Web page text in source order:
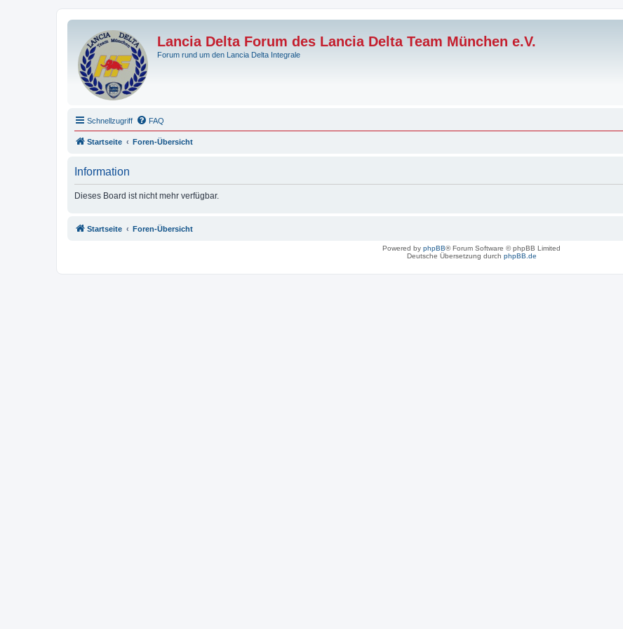
Lancia Delta Forum des Lancia Delta Team München e.V.
Forum rund um den Lancia Delta Integrale
Schnellzugriff FAQ
Startseite Foren-Übersicht
Information
Dieses Board ist nicht mehr verfügbar.
Startseite Foren-Übersicht
Powered by phpBB® Forum Software © phpBB Limited
Deutsche Übersetzung durch phpBB.de